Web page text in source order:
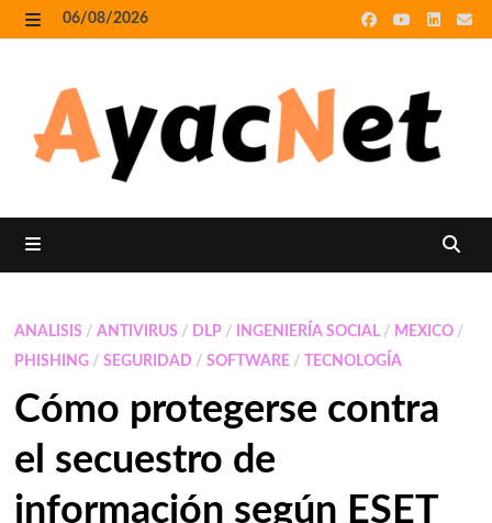
Skip
to
06/08/2026
ANALISIS / ANTIVIRUS / DLP/ INGENIERÍA SOCIAL/ MEXICO/
PHISHING/ SEGURIDAD / SOFTWARE/ TECNOLOGÍA
Cómo protegerse contra
el secuestro de
información según ESET